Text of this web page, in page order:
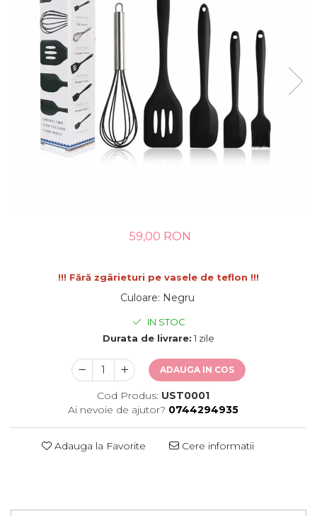
59,00 RON
!!! Fără zgârieturi pe vasele de teflon !!!
Culoare: Negru
IN STOC
Durata de livrare: 1 zile
ADAUGA IN COS
Cod Produs: UST0001
Ai nevoie de ajutor? 0744294935
Adauga la Favorite Cere informatii